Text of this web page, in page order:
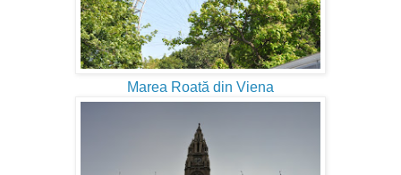
Marea Roată din Viena